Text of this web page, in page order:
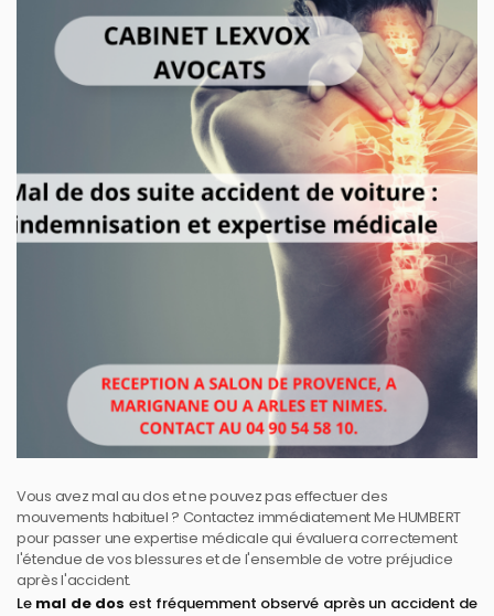
Vous avez mal au dos et ne pouvez pas effectuer des
mouvements habituel ? Contactez immédiatement Me HUMBERT
pour passer une expertise médicale qui évaluera correctement
l'étendue de vos blessures et de l'ensemble de votre préjudice
après l'accident.
Le mal de dos est fréquemment observé après un accident de